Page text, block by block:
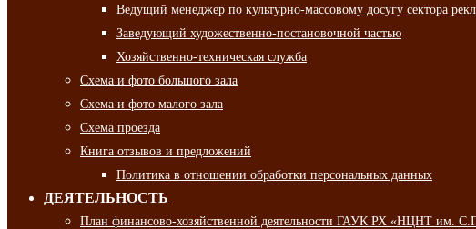
Ведущий менеджер по культурно-массовому досугу сектора
Заведующий художественно-постановочной частью
Хозяйственно-техническая служба
Схема и фото большого зала
Схема и фото малого зала
Схема проезда
Книга отзывов и предложений
Политика в отношении обработки персональных данных
ДЕЯТЕЛЬНОСТЬ
План финансово-хозяйственной деятельности ГАУК РХ «НЦНТ им.